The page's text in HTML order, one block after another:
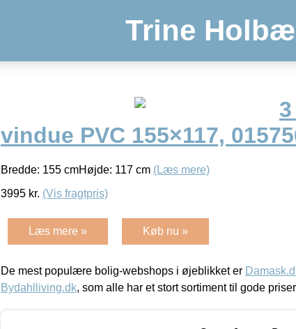
Trine
vindue PVC 155×117,
Bredde: 155 cmHøjde: 117 cm (Læs mere)
3995 kr. (Vis fragtpris)
Læs mere » Køb nu »
De mest populære bolig-webshops i øjeblikket er
Bydahlliving.dk, som alle har et stort sortiment til gode